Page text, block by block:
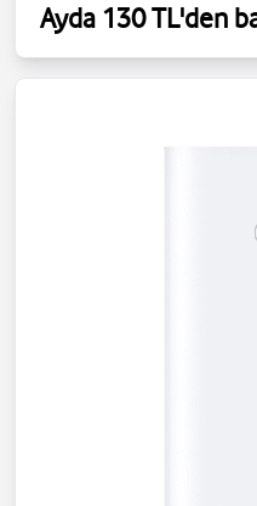
Ayda 130 TL'den